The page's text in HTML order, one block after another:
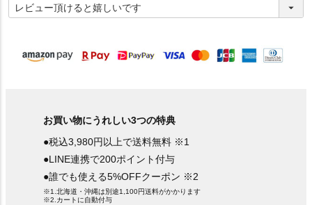
必
須
お買い物にうれしい3つの特典
●税込3,980円以上で送料無料 ※1
●LINE連携で200ポイント付与
●誰でも使える5%OFFクーポン ※2
※1.北海道・沖縄は別途1,100円送料がかかります
※2.カートに自動付与